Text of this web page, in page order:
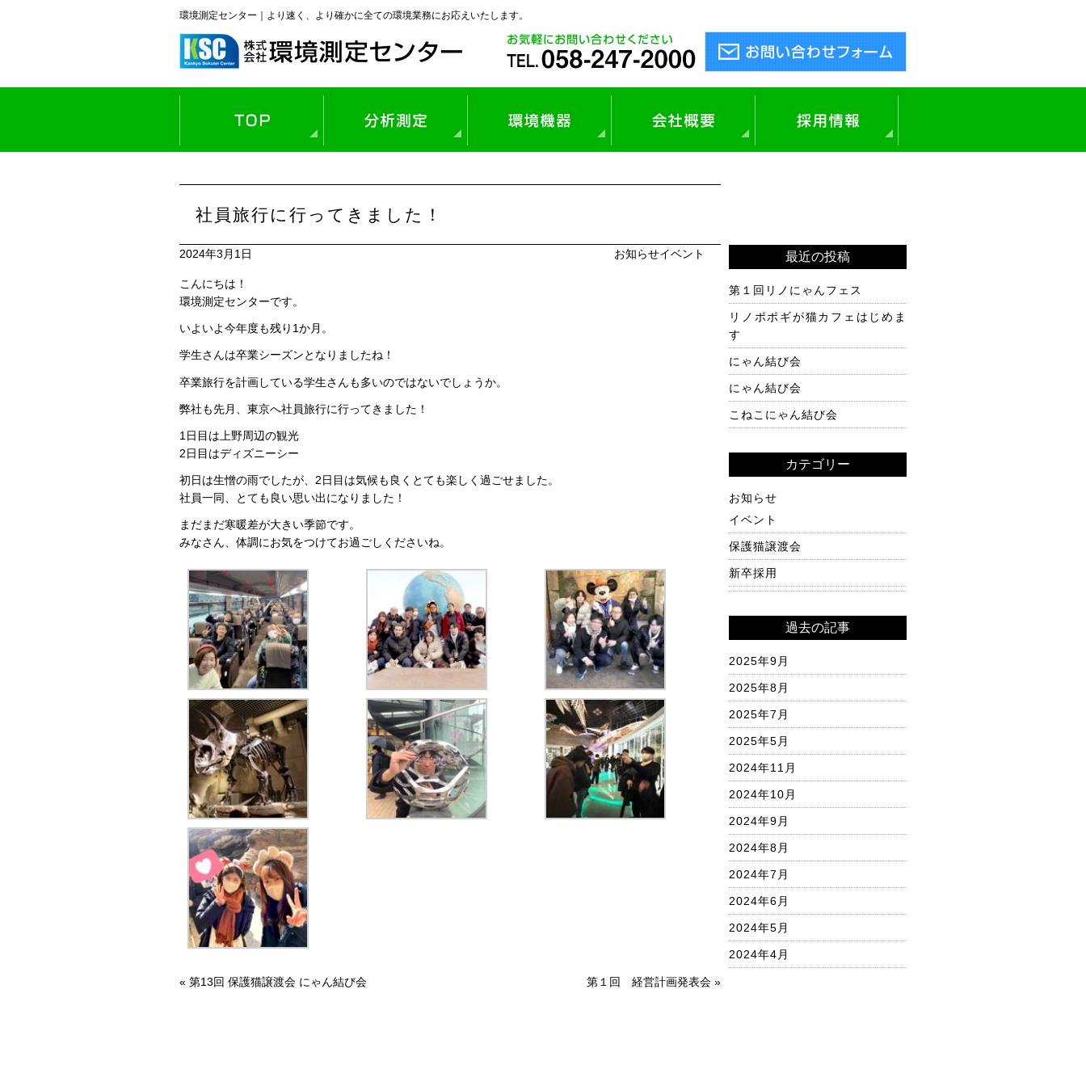
環境測定センター｜より速く、より確かに全ての環境業務にお応えいたします。
水質分析
土壌調査・産業廃棄物分析
材料分析、製品管理支援
技術コンサルタント
社員旅行に行ってきました！
2024年3月1日 お知らせイベント
こんにちは！
環境測定センターです。
いよいよ今年度も残り1か月。
学生さんは卒業シーズンとなりましたね！
卒業旅行を計画している学生さんも多いのではないでしょうか。
弊社も先月、東京へ社員旅行に行ってきました！
1日目は上野周辺の観光
2日目はディズニーシー
初日は生憎の雨でしたが、2日目は気候も良くとても楽しく過ごせました。
社員一同、とても良い思い出になりました！
まだまだ寒暖差が大きい季節です。
みなさん、体調にお気をつけてお過ごしくださいね。
« 第13回 保護猫譲渡会 にゃん結び会 第１回 経営計画発表会 »
最近の投稿
第１回リノにゃんフェス
リノポポギが猫カフェはじめま
す
にゃん結び会
にゃん結び会
こねこにゃん結び会
カテゴリー
お知らせ
イベント
保護猫譲渡会
新卒採用
過去の記事
2025年9月
2025年8月
2025年7月
2025年5月
2024年11月
2024年10月
2024年9月
2024年8月
2024年7月
2024年6月
2024年5月
2024年4月